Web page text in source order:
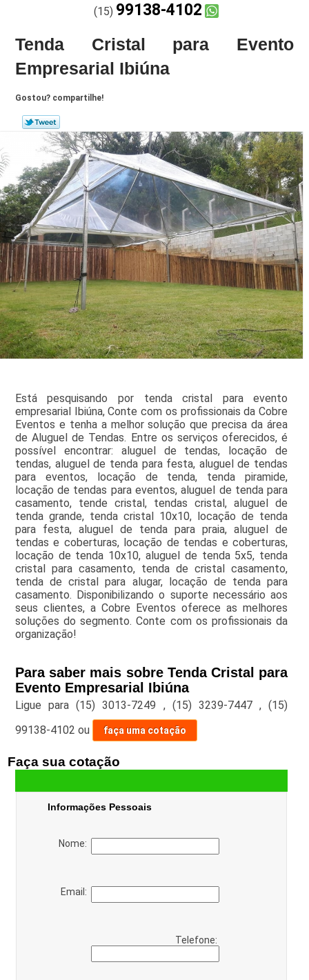
(15) 99138-4102
Tenda Cristal para Evento
Empresarial Ibiúna
Gostou? compartilhe!
Está pesquisando por tenda cristal para evento
empresarial Ibiúna, Conte com os profissionais da Cobre
Eventos e tenha a melhor solução que precisa da área
de Aluguel de Tendas. Entre os serviços oferecidos, é
possível encontrar: aluguel de tendas, locação de
tendas, aluguel de tenda para festa, aluguel de tendas
para eventos, locação de tenda, tenda piramide,
locação de tendas para eventos, aluguel de tenda para
casamento, tende cristal, tendas cristal, aluguel de
tenda grande, tenda cristal 10x10, locação de tenda
para festa, aluguel de tenda para praia, aluguel de
tendas e coberturas, locação de tendas e coberturas,
locação de tenda 10x10, aluguel de tenda 5x5, tenda
cristal para casamento, tenda de cristal casamento,
tenda de cristal para alugar, locação de tenda para
casamento. Disponibilizando o suporte necessário aos
seus clientes, a Cobre Eventos oferece as melhores
soluções do segmento. Conte com os profissionais da
organização!
Para saber mais sobre Tenda Cristal para
Evento Empresarial Ibiúna
Ligue para(15) 3013-7249 , (15) 3239-7447 ,(15)
99138-4102 ou faça uma cotação
Faça sua cotação
Informações Pessoais
Nome:
Email:
Telefone: